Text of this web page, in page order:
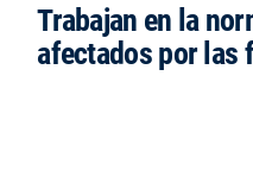
Trabajan en la
afectados por las